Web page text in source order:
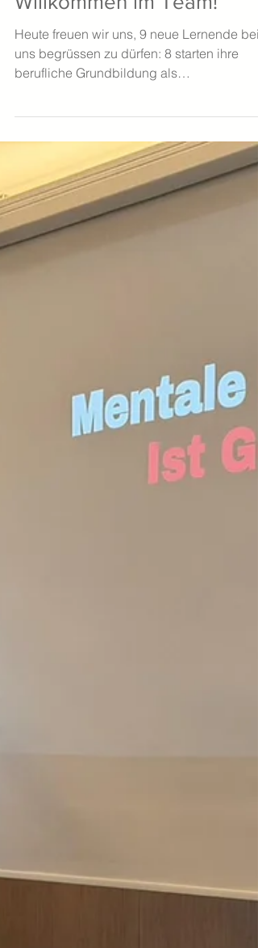
Willkommen im Team!
Heute freuen wir uns, 9 neue Lernende bei
uns begrüssen zu dürfen: 8 starten ihre
beginnt seine Ausbildung zum
Gebäudeinformatiker EFZ. Beide Berufe
vereinen Technik, Präzision und Zukunft –
von der klassischen Elektroinstallation bis
hin zu vernetzten Gebäudetechnologien
Smart-Home-Lösungen. Damit leisten